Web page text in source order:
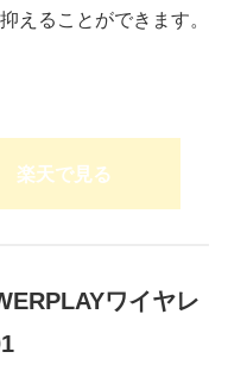
えることができます。
楽天で見る
ワイヤレ